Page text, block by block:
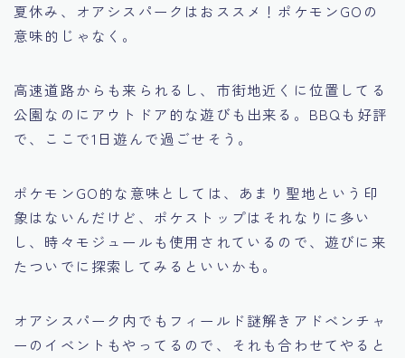
夏休み、オアシスパークはおススメ！ポケモンGOの
意味的じゃなく。
高速道路からも来られるし、市街地近くに位置してる
公園なのにアウトドア的な遊びも出来る。BBQも好評
で、ここで1日遊んで過ごせそう。
ポケモンGO的な意味としては、あまり聖地という印
象はないんだけど、ポケストップはそれなりに多い
し、時々モジュールも使用されているので、遊びに来
たついでに探索してみるといいかも。
オアシスパーク内でもフィールド謎解きアドベンチャ
ーのイベントもやってるので、それも合わせてやると